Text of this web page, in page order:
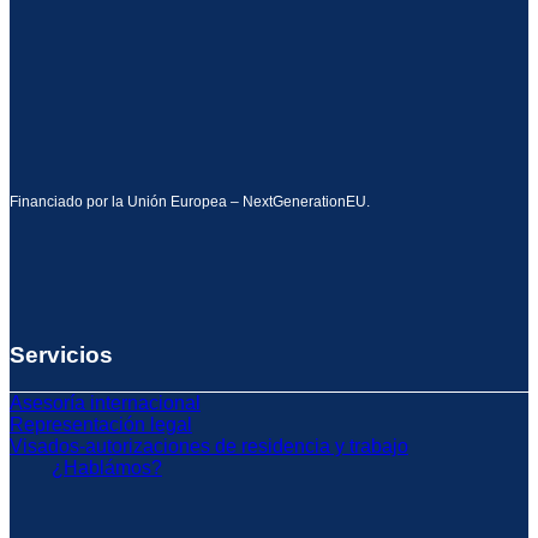
Financiado por la Unión Europea – NextGenerationEU.
Servicios
Asesoría internacional
Representación legal
Visados-autorizaciones de residencia y trabajo
¿Hablámos?